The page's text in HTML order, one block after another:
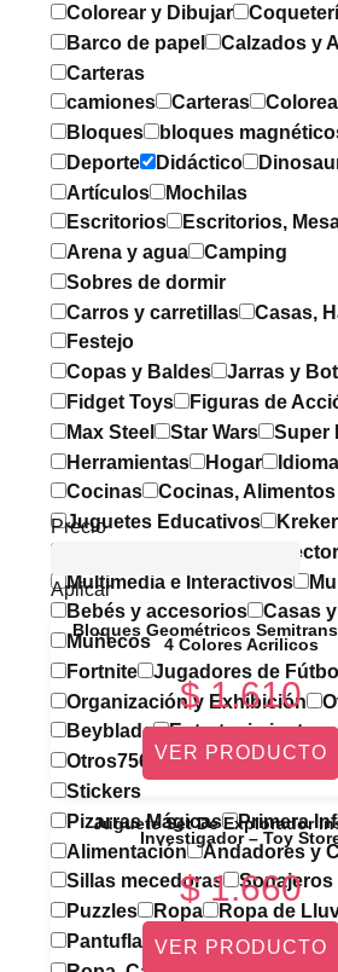
Colorear y Dibujar
Barco de papel
Calzados y
Carteras
camiones
Carteras
Bloques
bloques
Deporte
Didáctico
Artículos
Mochilas
Escritorios
Escritorios,
Arena y agua
Camping
Sobres de dormir
Carros y carretillas
Casas,
Festejo
Copas y Baldes
Jarras y
Fidget Toys
Figuras de
Max Steel
Star Wars Super
Herramientas
Hogar
Cocinas
Cocinas,
Juguetes Educativos
Kreker
Multimedia e Interactivos
Bebés y accesorios
Casas
Muñecos
Fortnite
Jugadores de Fútbol
Organización y Exhibición
Beyblade
Entretenimiento
Otros7563f
Papelería
Stickers
Pizarras Mágicas
Primera
Alimentación
Andadores y
Sillas mecedoras
Sonajeros
Puzzles
Ropa Ropa de
Pantuflas
Precio
Aplicar
Bloques Geométricos
4 Colores Acrilicos
$1.610
VER PRODUCTO
Juguete Set De Explorador
Investigador – Toy
$1.660
VER PRODUCTO